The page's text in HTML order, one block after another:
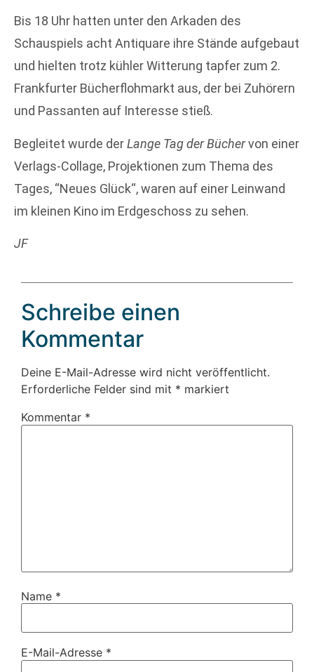
Bis 18 Uhr hatten unter den Arkaden des
Schauspiels acht Antiquare ihre Stände aufgebaut
und hielten trotz kühler Witterung tapfer zum 2.
Frankfurter Bücherflohmarkt aus, der bei Zuhörern
und Passanten auf Interesse stieß.
Begleitet wurde derLange Tag der Büchervon einer
Verlags-Collage, Projektionen zum Thema des
Tages, “Neues Glück“, waren auf einer Leinwand
im kleinen Kino im Erdgeschoss zu sehen.
JF
Schreibe einen
Kommentar
Deine E-Mail-Adresse wird nicht veröffentlicht.
Erforderliche Felder sind mit * markiert
Kommentar *
Name *
E-Mail-Adresse *